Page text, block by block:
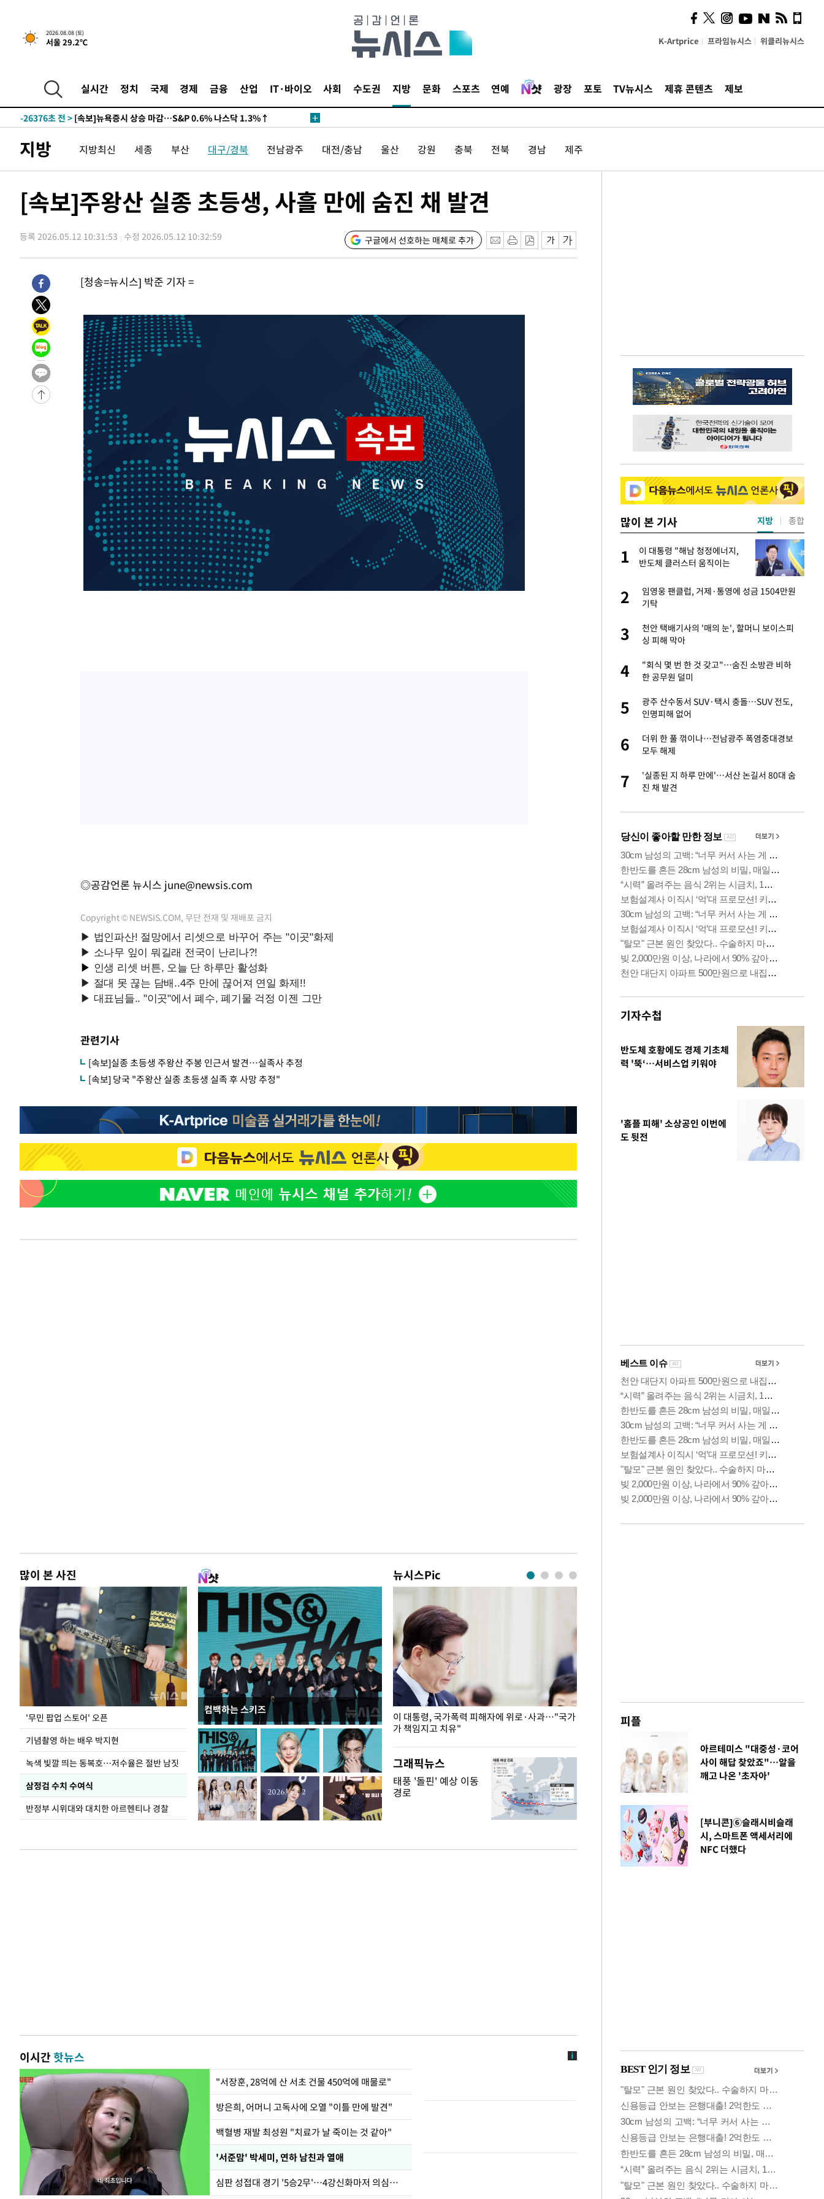
2026.08.08 (토)
서울 29.2℃ K-Artprice 프라임뉴시스 위클리뉴시스
실시간 정치 국제 경제 금융 산업 IT·바이오 사회 수도권 지방 문화 스포츠 연예 광장 포토 TV뉴시스 제휴 콘텐츠 제보
-26376초 전 > [속보]뉴욕증시 상승 마감…S&P 0.6% 나스닥 1.3%↑
지방 지방최신 세종 부산 대구/경북 전남광주 대전/충남 울산 강원 충북 전북 경남 제주
[속보]주왕산 실종 초등생, 사흘 만에 숨진 채 발견
등록 2026.05.12 10:31:53 수정 2026.05.12 10:32:59 구글에서 선호하는 매체로 추가
[청송=뉴시스] 박준 기자 =
◎공감언론 뉴시스 june@newsis.com
Copyright © NEWSIS.COM, 무단 전재 및 재배포 금지
관련기사
[속보]실종 초등생 주왕산 주봉 인근서 발견…실족사 추정
[속보] 당국 "주왕산 실종 초등생 실족 후 사망 추정"
많이 본 사진
'무민 팝업 스토어' 오픈
기념촬영 하는 배우 박지현
녹색 빛깔 띄는 동복호…저수율은 절반 남짓
삼정검 수치 수여식
반정부 시위대와 대치한 아르헨티나 경찰
컴백하는 스키즈
뉴시스Pic
지석천 뒤덮은 개구리밥
이 대통령, 국가폭력 피해자에 위로·사과…"국가
가 책임지고 치유"
홈플러스, 67개 점포 가오픈… 13일 정식 개장
그래픽뉴스
태풍 '돌핀' 예상 이동
경로
이시간핫뉴스
"서장훈, 28억에 산 서초 건물 450억에 매물로"
방은희, 어머니 고독사에 오열 "이틀 만에 발견"
백혈병 재발 최성원 "치료가 날 죽이는 것 같아"
'서준맘' 박세미, 연하 남친과 열애
심판 성접대 경기 '5승2무'…4강신화마저 의심받아
많이 본 기사
1
[단독]인천 부평구 아파트서
10대가 40대 친모 살해
2
'서준맘' 박세미, 연하 남자친구와 열애 "결혼
1
이 대통령 "해남 청정에너지,
반도체 클러스터 움직이는
2
임영웅 팬클럽, 거제·통영에 성금 1504만원
기탁
3
천안 택배기사의 '매의 눈', 할머니 보이스피
싱 피해 막아
4
"회식 몇 번 한 것 갖고"…숨진 소방관 비하
한 공무원 덜미
5
광주 산수동서 SUV·택시 충돌…SUV 전도,
인명피해 없어
6
더위 한 풀 꺾이나…전남광주 폭염중대경보
모두 해제
7
'실종된 지 하루 만에'…서산 논길서 80대 숨
진 채 발견
지방 종합
기자수첩
반도체 호황에도 경제 기초체
력 '뚝‘…서비스업 키워야
'홈플 피해' 소상공인 이번에
도 뒷전
피플
아르테미스 "대중성·코어
사이 해답 찾았죠"…알을
깨고 나온 '초자아'
[부니콘]⑥슬래시비슬래
시, 스마트폰 액세서리에
NFC 더했다